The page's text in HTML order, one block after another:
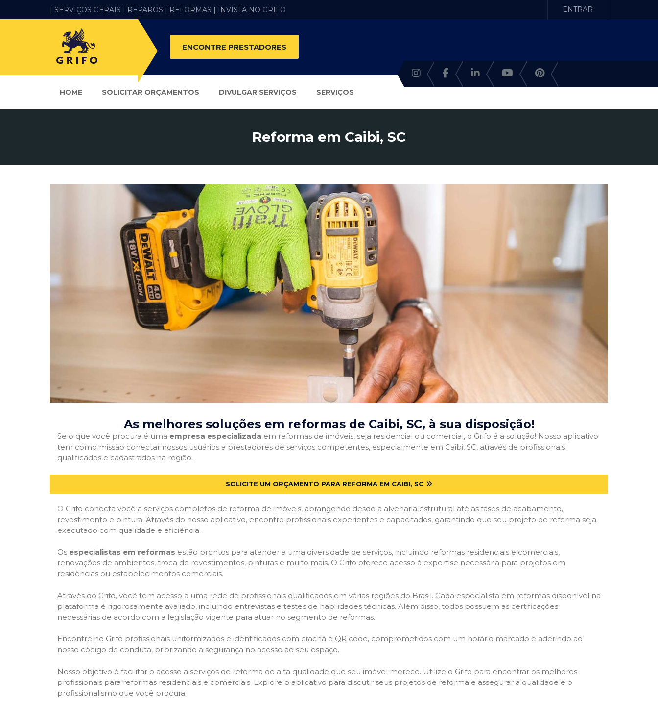
| SERVIÇOS GERAIS | REPAROS | REFORMAS | INVISTA NO GRIFO ENTRAR
ENCONTRE PRESTADORES
HOME SOLICITAR ORÇAMENTOS DIVULGAR SERVIÇOS SERVIÇOS
Reforma em Caibi, SC
As melhores soluções em reformas de Caibi, SC, à sua disposição!
Se o que você procura é uma empresa especializada em reformas de imóveis, seja residencial ou comercial, o Grifo é a solução! Nosso aplicativo
tem como missão conectar nossos usuários a prestadores de serviços competentes, especialmente em Caibi, SC, através de profissionais
qualificados e cadastrados na região.
SOLICITE UM ORÇAMENTO PARA REFORMA EM CAIBI, SC
O Grifo conecta você a serviços completos de reforma de imóveis, abrangendo desde a alvenaria estrutural até as fases de acabamento,
revestimento e pintura. Através do nosso aplicativo, encontre profissionais experientes e capacitados, garantindo que seu projeto de reforma seja
executado com qualidade e eficiência.
Os especialistas em reformas estão prontos para atender a uma diversidade de serviços, incluindo reformas residenciais e comerciais,
renovações de ambientes, troca de revestimentos, pinturas e muito mais. O Grifo oferece acesso à expertise necessária para projetos em
residências ou estabelecimentos comerciais.
Através do Grifo, você tem acesso a uma rede de profissionais qualificados em várias regiões do Brasil. Cada especialista em reformas disponível na
plataforma é rigorosamente avaliado, incluindo entrevistas e testes de habilidades técnicas. Além disso, todos possuem as certificações
necessárias de acordo com a legislação vigente para atuar no segmento de reformas.
Encontre no Grifo profissionais uniformizados e identificados com crachá e QR code, comprometidos com um horário marcado e aderindo ao
nosso código de conduta, priorizando a segurança no acesso ao seu espaço.
Nosso objetivo é facilitar o acesso a serviços de reforma de alta qualidade que seu imóvel merece. Utilize o Grifo para encontrar os melhores
profissionais para reformas residenciais e comerciais. Explore o aplicativo para discutir seus projetos de reforma e assegurar a qualidade e o
profissionalismo que você procura.